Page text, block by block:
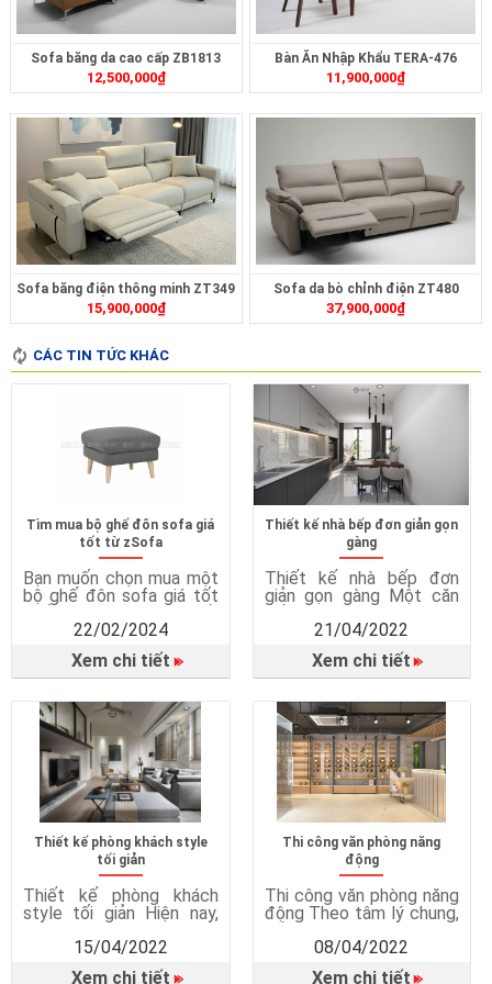
Sofa băng da cao cấp ZB1813
12,500,000₫
Bàn Ăn Nhập Khẩu TERA-476
11,900,000₫
Sofa băng điện thông minh ZT349
15,900,000₫
Sofa da bò chỉnh điện ZT480
37,900,000₫
CÁC TIN TỨC KHÁC
Tìm mua bộ ghế đôn sofa giá
tốt từ zSofa
Bạn muốn chọn mua một
bộ ghế đôn sofa giá tốt
nên chọn mua từ doanh
nghiệp nào tốt nhất? Ghế
đôn sofa ngày nay là một
phần nội thất rất được
ưa chuộng khi mang đến
cho phòng khách một
không gian tiện nghi và
thoải mái để gia đình […]
22/02/2024
Xem chi tiết
Thiết kế nhà bếp đơn giản gọn
gàng
Thiết kế nhà bếp đơn
giản gọn gàng Một căn
khiến chúng ta thích thú
hơn trong việc bếp núc.
Không ai muốn nấu ăn
trong một căn bếp chật
chội, bừa bộn. Vì nếu bếp
không đẹp, chúng ta sẽ
thiếu sự hứng thú khi nấu
ăn. Chính […]
21/04/2022
Xem chi tiết
Thiết kế phòng khách style
tối giản
Thiết kế phòng khách
style tối giản Hiện nay,
càng có xu hướng đơn
giản hoá các thiết kế và
15/04/2022
Xem chi tiết
Thi công văn phòng năng
động
Thi công văn phòng năng
động Theo tâm lý chung,
một không gian tươi trẻ,
thoải mái, thì tinh thần sẽ
08/04/2022
Xem chi tiết